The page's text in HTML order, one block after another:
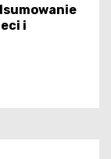
i